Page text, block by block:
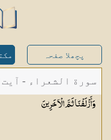
پچھلا صفحہ
سورة الشعراء - آیت 64
وَأَزْلَفْنَا ثَمَّالْآخَرِينَ